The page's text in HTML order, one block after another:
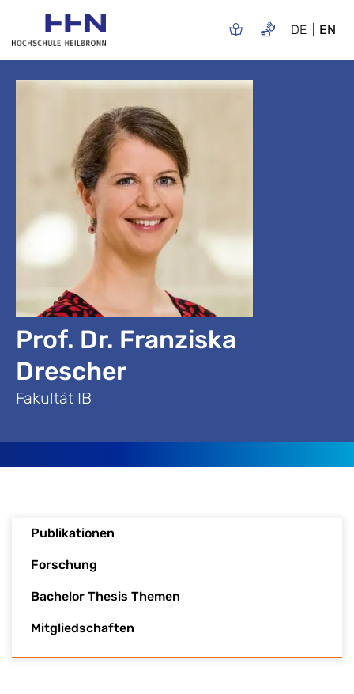
DE EN
Prof. Dr. Franziska
Drescher
Fakultät IB
Publikationen
Forschung
Bachelor Thesis Themen
Mitgliedschaften